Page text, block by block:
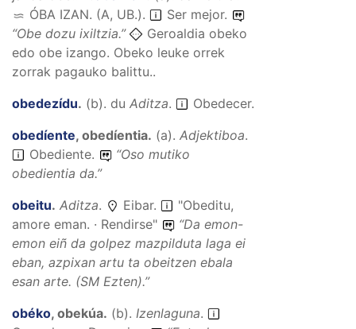
ÓBA IZAN. (A, UB.).
Ser mejor.
“Obe dozu ixiltzia.”
Geroaldia obeko
edo obe izango. Obeko leuke orrek
zorrak pagauko balittu..
obedezídu. (b). du Aditza.
Obedecer.
obedíente, obedíentia. (a). Adjektiboa.
Obediente.
“Oso mutiko
obedientia da.”
obeitu. Aditza. Eibar.
"Obeditu,
amore eman. · Rendirse"
“Da emon-
emon eiñ da golpez mazpilduta laga ei
eban, azpixan artu ta obeitzen ebala
esan arte. (SM Ezten).”
obéko, obekúa. (b). Izenlaguna.